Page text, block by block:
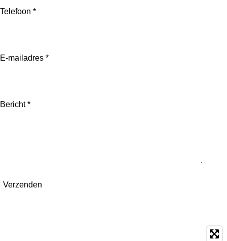
Telefoon *
E-mailadres *
Bericht *
Verzenden